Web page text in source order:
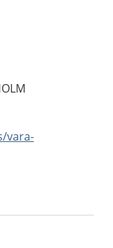
vara-